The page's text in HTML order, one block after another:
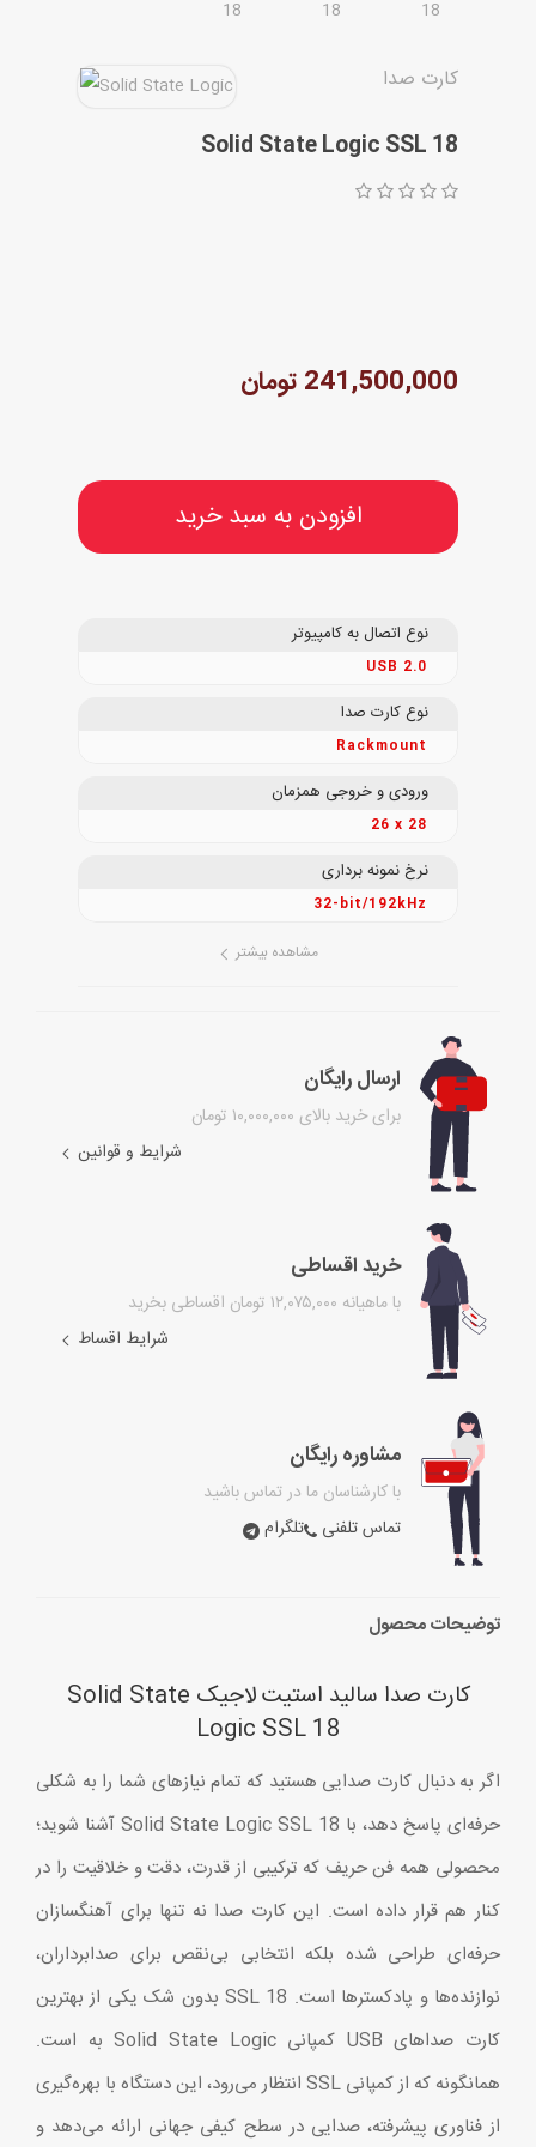
کارت صدا
Solid State Logic SSL 18
241,500,000 تومان
افزودن به سبد خرید
نوع اتصال به کامپیوتر
USB 2.0
نوع کارت صدا
Rackmount
ورودی و خروجی همزمان
26 x 28
نرخ نمونه برداری
32-bit/192kHz
مشاهده بیشتر
ارسال رایگان
برای خرید بالای ۱۰,۰۰۰,۰۰۰ تومان
شرایط و قوانین
خرید اقساطی
با ماهیانه ۱۲,۰۷۵,۰۰۰ تومان اقساطی بخرید
شرایط اقساط
مشاوره رایگان
با کارشناسان ما در تماس باشید
تماس تلفنی
تلگرام
توضیحات محصول
کارت صدا سالید استیت لاجیک Solid State
Logic SSL 18
اگر به دنبال کارت صدایی هستید که تمام نیازهای شما را به شکلی
حرفه‌ای پاسخ دهد، با Solid State Logic SSL 18 آشنا شوید؛
محصولی همه فن حریف که ترکیبی از قدرت، دقت و خلاقیت را در
کنار هم قرار داده است. این کارت صدا نه تنها برای آهنگسازان
حرفه‌ای طراحی شده بلکه انتخابی بی‌نقص برای صدابرداران،
نوازنده‌ها و پادکسترها است. SSL 18 بدون شک یکی از بهترین
کارت صداهای USB کمپانی Solid State Logic به است.
همانگونه که از کمپانی SSL انتظار می‌رود، این دستگاه با بهره‌گیری
از فناوری پیشرفته، صدایی در سطح کیفی جهانی ارائه می‌دهد و